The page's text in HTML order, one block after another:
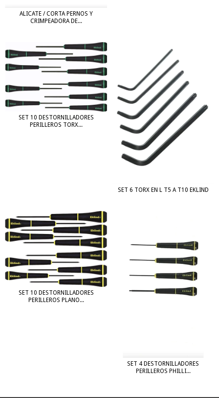
ALICATE / CORTA PERNOS Y
CRIMPEADORA DE...
SET 10 DESTORNILLADORES
PERILLEROS TORX...
SET 6 TORX EN L T5 A T10 EKLIND
SET 10 DESTORNILLADORES
PERILLEROS PLANO...
SET 4 DESTORNILLADORES
PERILLEROS PHILLI...